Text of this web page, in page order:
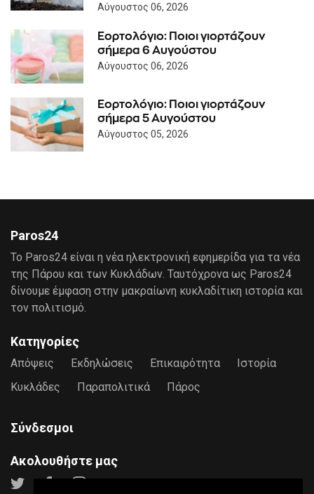
Αύγουστος 06, 2026
Εορτολόγιο: Ποιοι γιορτάζουν
σήμερα 6 Αυγούστου
Αύγουστος 06, 2026
Εορτολόγιο: Ποιοι γιορτάζουν
σήμερα 5 Αυγούστου
Αύγουστος 05, 2026
Paros24
Το Paros24 είναι η νέα ηλεκτρονική εφημερίδα για τα νέα
της Πάρου και των Κυκλάδων. Ταυτόχρονα ως Paros24
δίνουμε έμφαση στην μακραίωνη κυκλαδίτικη ιστορία και
τον πολιτισμό.
Κατηγορίες
Απόψεις Εκδηλώσεις Επικαιρότητα
Ιστορία
Κυκλάδες
Παραπολιτικά Πάρος
Σύνδεσμοι
Ακολουθήστε μας